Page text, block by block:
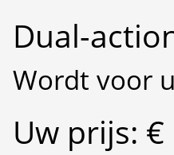
Dual-
Wordt voor
Uw prijs: €